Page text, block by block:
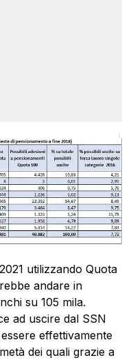
utilizzando Quota
andare in
su 105 mila.
ad uscire dal SSN
effettivamente
dei quali grazie a